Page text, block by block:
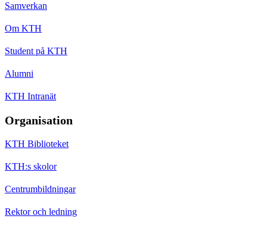
Samverkan
Om KTH
Student på KTH
Alumni
KTH Intranät
Organisation
KTH Biblioteket
KTH:s skolor
Centrumbildningar
Rektor och ledning